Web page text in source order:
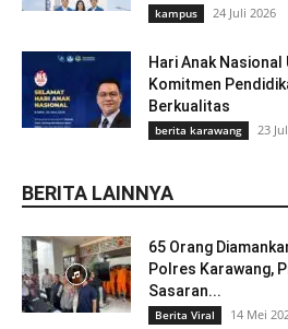
kampus 24 Juli 2026
Hari Anak Nasional
Komitmen
Berkualitas
berita karawang 23
BERITA LAINNYA
65 Orang
Polres Karawang,
Sasaran...
Berita Viral 14 Mei